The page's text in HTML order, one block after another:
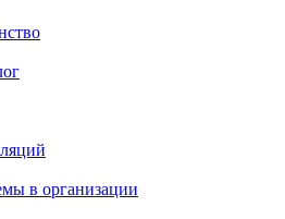
в организации